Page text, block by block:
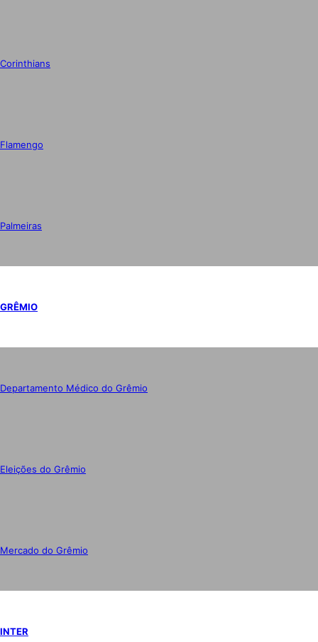
Corinthians
Flamengo
Palmeiras
GRÊMIO
Departamento Médico do Grêmio
Eleições do Grêmio
Mercado do Grêmio
INTER